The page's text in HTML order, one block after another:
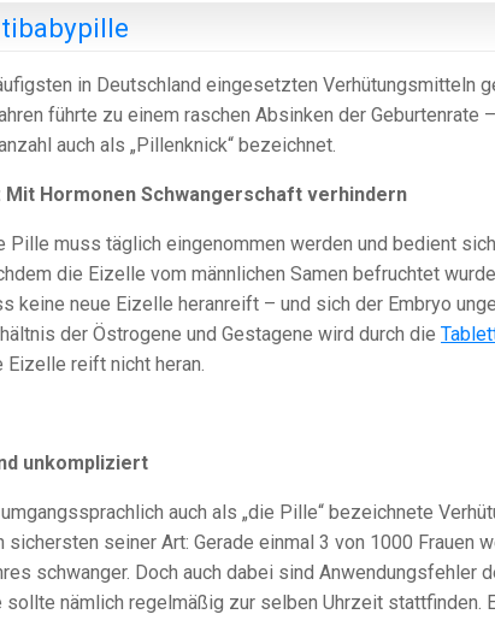
in Deutschland eingesetzten Verhütungsmitteln
führte zu einem raschen Absinken der Geburtenrate
auch als „Pillenknick“ bezeichnet.
Mit Hormonen Schwangerschaft verhindern
Pille muss täglich eingenommen werden und bedient
die Eizelle vom männlichen Samen befruchtet
keine neue Eizelle heranreift – und sich der Embryo
der Östrogene und Gestagene wird durch die
Eizelle reift nicht heran.
unkompliziert
auch als „die Pille“ bezeichnete
sichersten seiner Art: Gerade einmal 3 von 1000 Frauen
schwanger. Doch auch dabei sind Anwendungsfehler
sollte nämlich regelmäßig zur selben Uhrzeit stattfinden.